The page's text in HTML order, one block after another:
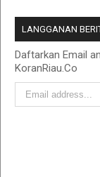
LANGGANAN
Daftarkan Email
KoranRiau.Co